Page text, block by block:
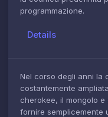
programmazione.
Details
Nel corso degli anni la
costantemente
cherokee, il mongolo
fornire semplicemente